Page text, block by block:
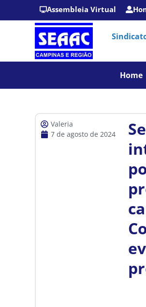
Assembleia Virtual
Home
Valeria
7 de agosto de 2024